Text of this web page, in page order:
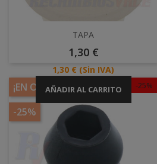
TAPA
Precio
1,30 €
Precio
1,30 € (Sin IVA)
AÑADIR AL CARRITO -25%
¡EN OFERTA!
-25%